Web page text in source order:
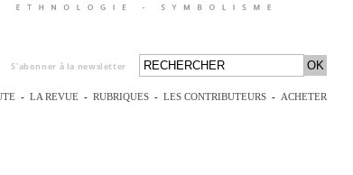
S'abonner à la newsletter
- LA REVUE - RUBRIQUES - LES CONTRIBUTEURS - ACHETER